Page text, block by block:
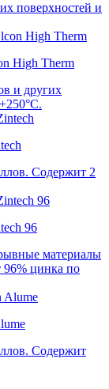
поверхностей и
High Therm
и других
Содержит 2
96
материалы
96% цинка по
Содержит